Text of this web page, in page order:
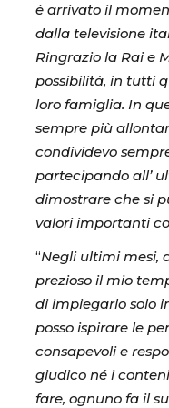
è arrivato il
dalla televisione
Ringrazio la Rai e
possibilità, in tutti
loro famiglia. In
sempre più
condividevo
partecipando all’
dimostrare che si
valori importanti
“Negli ultimi mesi,
prezioso il mio
di impiegarlo solo
posso ispirare le
consapevoli e
giudico né i
fare, ognuno fa il